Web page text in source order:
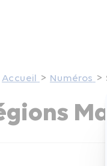
Accueil Numéros